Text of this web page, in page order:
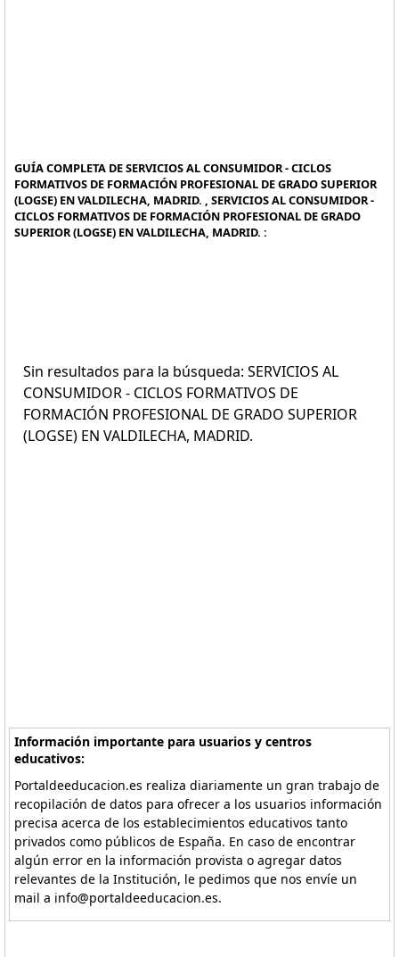
GUÍA COMPLETA DE SERVICIOS AL CONSUMIDOR - CICLOS
FORMATIVOS DE FORMACIÓN PROFESIONAL DE GRADO SUPERIOR
(LOGSE) EN VALDILECHA, MADRID. , SERVICIOS AL CONSUMIDOR -
CICLOS FORMATIVOS DE FORMACIÓN PROFESIONAL DE GRADO
SUPERIOR (LOGSE) EN VALDILECHA, MADRID. :
Sin resultados para la búsqueda: SERVICIOS AL
CONSUMIDOR - CICLOS FORMATIVOS DE
FORMACIÓN PROFESIONAL DE GRADO SUPERIOR
(LOGSE) EN VALDILECHA, MADRID.
Información importante para usuarios y centros
educativos:
Portaldeeducacion.es realiza diariamente un gran trabajo de
recopilación de datos para ofrecer a los usuarios información
precisa acerca de los establecimientos educativos tanto
privados como públicos de España. En caso de encontrar
algún error en la información provista o agregar datos
relevantes de la Institución, le pedimos que nos envíe un
mail a info@portaldeeducacion.es.